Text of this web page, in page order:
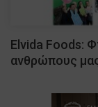
Elvida Foods:
ανθρώπους